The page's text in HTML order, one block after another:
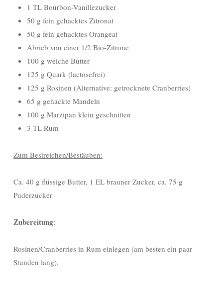
1 TL Bourbon-Vanillezucker
50 g fein gehacktes Zitronat
50 g fein gehacktes Orangeat
Abrieb von einer 1/2 Bio-Zitrone
100 g weiche Butter
125 g Quark (lactosefrei)
125 g Rosinen (Alternative: getrocknete Cranberries)
65 g gehackte Mandeln
100 g Marzipan klein geschnitten
3 TL Rum
Zum Bestreichen/Bestäuben:
Ca. 40 g flüssige Butter, 1 EL brauner Zucker, ca. 75 g
Puderzucker
Zubereitung:
Rosinen/Cranberries in Rum einlegen (am besten ein paar
Stunden lang).